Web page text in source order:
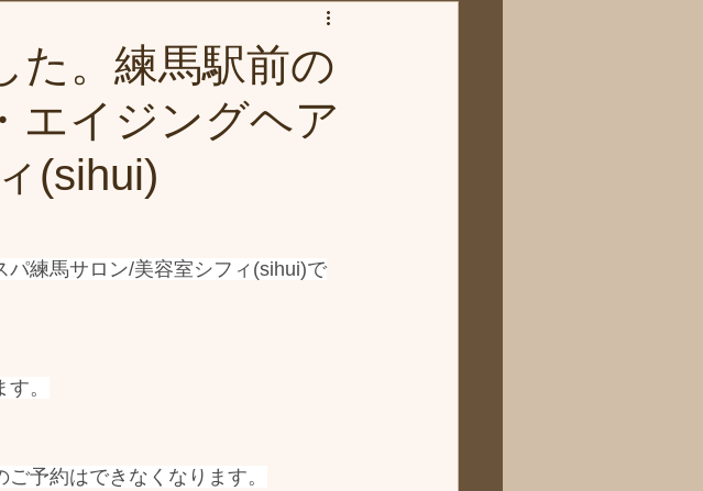
。練馬駅前の
エイジングヘア
(sihui)
練馬サロン/美容室シフィ(sihui)で
。
予約はできなくなります。